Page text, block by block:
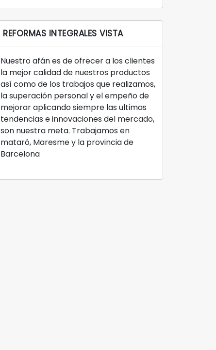
REFORMAS INTEGRALES VISTA
Nuestro afán es de ofrecer a los clientes
la mejor calidad de nuestros productos
así como de los trabajos que realizamos,
la superación personal y el empeño de
mejorar aplicando siempre las ultimas
tendencias e innovaciones del mercado,
son nuestra meta. Trabajamos en
mataró, Maresme y la provincia de
Barcelona